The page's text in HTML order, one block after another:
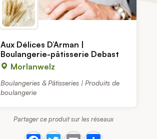
Aux Délices D’Arman |
Boulangerie-pâtisserie Debast
Morlanwelz
Boulangeries & Pâtisseries | Produits de
boulangerie
Partager ce produit sur les réseaux